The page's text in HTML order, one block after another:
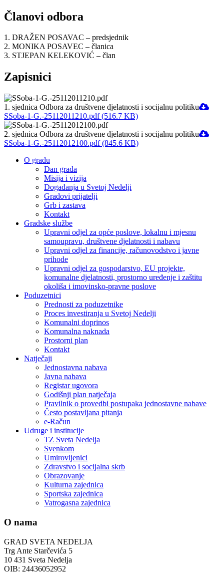
Članovi odbora
1. DRAŽEN POSAVAC – predsjednik
2. MONIKA POSAVEC – članica
3. STJEPAN KELEKOVIĆ – član
Zapisnici
1. sjednica Odbora za društvene djelatnosti i socijalnu politiku
SSoba-1-G.-25112011210.pdf (516.7 KB)
2. sjednica Odbora za društvene djelatnosti i socijalnu politiku
SSoba-1-G.-25112012100.pdf (845.6 KB)
O gradu
Dan grada
Misija i vizija
Događanja u Svetoj Nedelji
Gradovi prijatelji
Grb i zastava
Kontakt
Gradske službe
Upravni odjel za opće poslove, lokalnu i mjesnu
samoupravu, društvene djelatnosti i nabavu
Upravni odjel za financije, računovodstvo i javne
prihode
Upravni odjel za gospodarstvo, EU projekte,
komunalne djelatnosti, prostorno uređenje i zaštitu
okoliša i imovinsko-pravne poslove
Poduzetnici
Prednosti za poduzetnike
Proces investiranja u Svetoj Nedelji
Komunalni doprinos
Komunalna naknada
Prostorni plan
Kontakt
Natječaji
Jednostavna nabava
Javna nabava
Registar ugovora
Godišnji plan natječaja
Pravilnik o provedbi postupaka jednostavne nabave
Često postavljana pitanja
e-Račun
Udruge i institucije
TZ Sveta Nedelja
Svenkom
Umirovljenici
Zdravstvo i socijalna skrb
Obrazovanje
Kulturna zajednica
Sportska zajednica
Vatrogasna zajednica
O nama
GRAD SVETA NEDELJA
Trg Ante Starčevića 5
10 431 Sveta Nedelja
OIB: 24436052952